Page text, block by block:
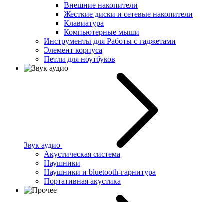
Внешние накопители
Жесткие диски и сетевые накопители
Клавиатура
Компьютерные мыши
Инструменты для Работы с гаджетами
Элемент корпуса
Петли для ноутбуков
Звук аудио
Акустическая система
Наушники
Наушники и bluetooth-гарнитура
Портативная акустика